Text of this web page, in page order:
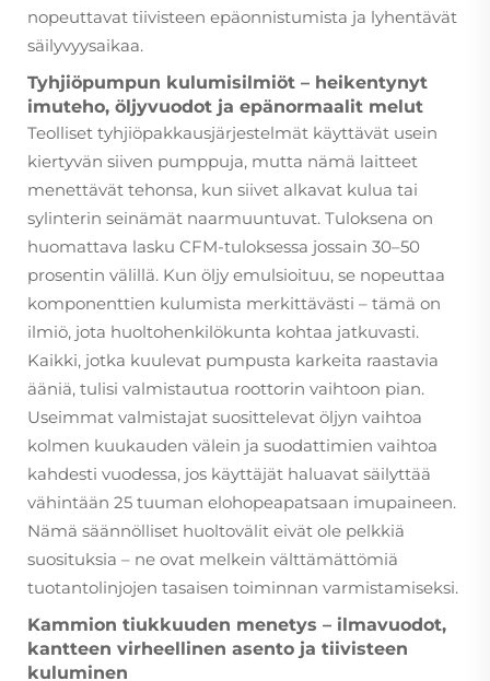
nopeuttavat tiivisteen epäonnistumista ja lyhentävät
säilyvyysaikaa.
Tyhjiöpumpun kulumisilmiöt – heikentynyt
imuteho, öljyvuodot ja epänormaalit melut
Teolliset tyhjiöpakkausjärjestelmät käyttävät usein
kiertyvän siiven pumppuja, mutta nämä laitteet
menettävät tehonsa, kun siivet alkavat kulua tai
sylinterin seinämät naarmuuntuvat. Tuloksena on
huomattava lasku CFM-tuloksessa jossain 30–50
prosentin välillä. Kun öljy emulsioituu, se nopeuttaa
komponenttien kulumista merkittävästi – tämä on
ilmiö, jota huoltohenkilökunta kohtaa jatkuvasti.
Kaikki, jotka kuulevat pumpusta karkeita raastavia
ääniä, tulisi valmistautua roottorin vaihtoon pian.
Useimmat valmistajat suosittelevat öljyn vaihtoa
kolmen kuukauden välein ja suodattimien vaihtoa
kahdesti vuodessa, jos käyttäjät haluavat säilyttää
vähintään 25 tuuman elohopeapatsaan imupaineen.
Nämä säännölliset huoltovälit eivät ole pelkkiä
suosituksia – ne ovat melkein välttämättömiä
tuotantolinjojen tasaisen toiminnan varmistamiseksi.
Kammion tiukkuuden menetys – ilmavuodot,
kantteen virheellinen asento ja tiivisteen
kuluminen